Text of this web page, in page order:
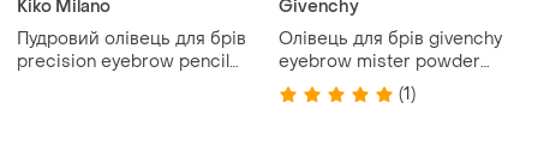
Kiko Milano
Пудровий олівець для брів
precision eyebrow pencil
Givenchy
Олівець для брів givenchy
eyebrow mister powder
pencil 03
(1)